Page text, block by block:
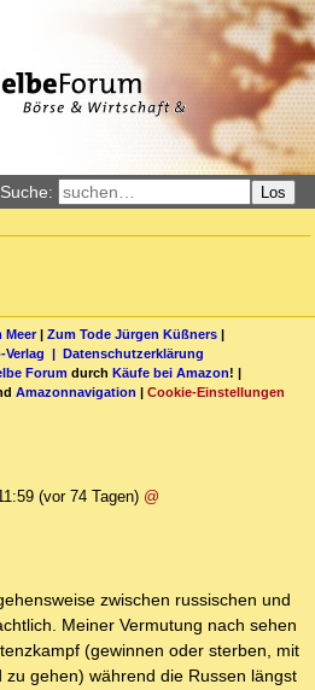
Suche: Los
Meer| Zum Tode Jürgen Küßners |
Verlag | Datenschutzerklärung
Forum durch Käufe bei Amazon! |
Amazonnavigation | Cookie-Einstellungen
(vor 74 Tagen) @
zwischen russischen und
Meiner Vermutung nach sehen
(gewinnen oder sterben, mit
zu gehen) während die Russen längst